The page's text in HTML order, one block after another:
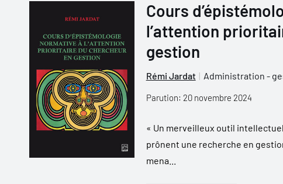
Cours
l’attention
gestion
Rémi Jardat Administration -
Parution: 20 novembre 2024
« Un merveilleux outil
prônent une recherche en
mena...